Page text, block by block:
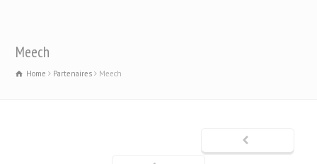
Meech
Home Partenaires Meech